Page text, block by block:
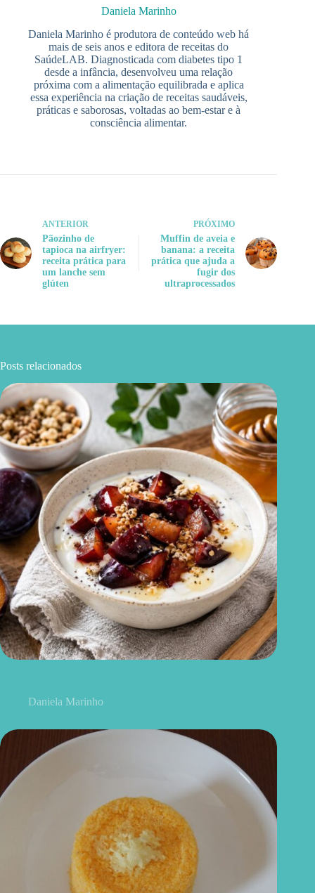
Daniela Marinho
Daniela Marinho é produtora de conteúdo web há
mais de seis anos e editora de receitas do
SaúdeLAB. Diagnosticada com diabetes tipo 1
desde a infância, desenvolveu uma relação
próxima com a alimentação equilibrada e aplica
essa experiência na criação de receitas saudáveis,
práticas e saborosas, voltadas ao bem-estar e à
consciência alimentar.
ANTERIOR
Pãozinho de
tapioca na airfryer:
receita prática para
um lanche sem
glúten
PRÓXIMO
Muffin de aveia e
banana: a receita
prática que ajuda a
fugir dos
ultraprocessados
Posts relacionados
Daniela Marinho